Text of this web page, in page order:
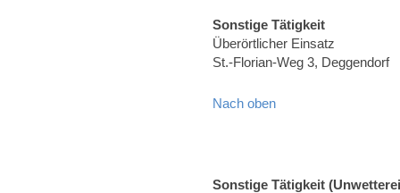
Sonstige Tätigkeit
Überörtlicher Einsatz
St.-Florian-Weg 3, Deggendorf
Nach oben
Sonstige Tätigkeit